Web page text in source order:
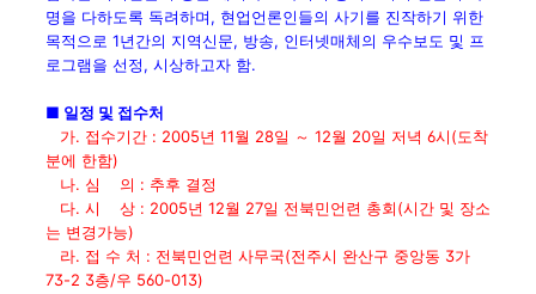
명을 다하도록 독려하며, 현업언론인들의 사기를 진작하기 위한
목적으로 1년간의 지역신문, 방송, 인터넷매체의 우수보도 및 프
로그램을 선정, 시상하고자 함.
■ 일정 및 접수처
가. 접수기간 : 2005년 11월 28일 ～ 12월 20일 저녁 6시(도착
분에 한함)
나. 심 의 : 추후 결정
다. 시 상 : 2005년 12월 27일 전북민언련 총회(시간 및 장소
는 변경가능)
라. 접 수 처 : 전북민언련 사무국(전주시 완산구 중앙동 3가
73-2 3층/우 560-013)